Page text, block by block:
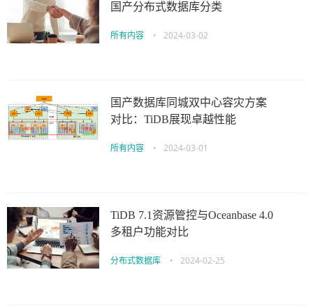
国产分布式数据库分类
所有内容 • 2024-03-02
国产数据库同城双中心容灾方案
对比：TiDB展现卓越性能
所有内容 • 2024-03-01
TiDB 7.1资源管控与Oceanbase 4.0
多租户功能对比
分布式数据库 • 2024-02-25